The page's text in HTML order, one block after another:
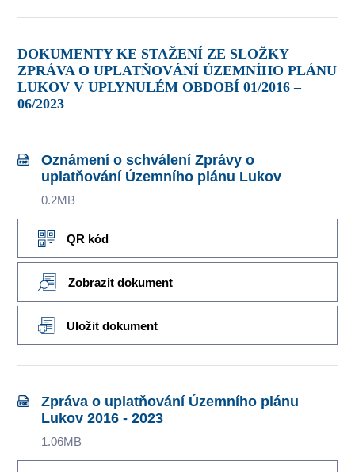
DOKUMENTY KE STAŽENÍ ZE SLOŽKY
ZPRÁVA O UPLATŇOVÁNÍ ÚZEMNÍHO PLÁNU
LUKOV V UPLYNULÉM OBDOBÍ 01/2016 –
06/2023
Oznámení o schválení Zprávy o
uplatňování Územního plánu Lukov
0.2MB
QR kód
Zobrazit dokument
Uložit dokument
Zpráva o uplatňování Územního plánu
Lukov 2016 - 2023
1.06MB